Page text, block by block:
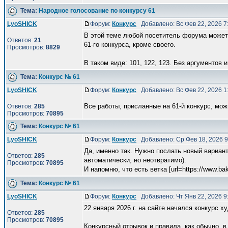
Тема: Народное голосование по конкурсу 61
LyoSHICK
Ответов: 21
Просмотров: 8829
Форум: Конкурс Добавлено: Вс Фев 22, 2026
В этой теме любой посетитель форума
61-го конкурса, кроме своего.
В таком виде: 101, 122, 123. Без аргументов
Тема: Конкурс № 61
LyoSHICK
Ответов: 285
Просмотров: 70895
Форум: Конкурс Добавлено: Вс Фев 22, 2026
Все работы, присланные на 61-й конкурс,
Тема: Конкурс № 61
LyoSHICK
Ответов: 285
Просмотров: 70895
Форум: Конкурс Добавлено: Ср Фев 18, 2026
Да, именно так. Нужно послать новый
автоматически, но неотвратимо).
И напомню, что есть ветка [url=https://
Тема: Конкурс № 61
LyoSHICK
Ответов: 285
Просмотров: 70895
Форум: Конкурс Добавлено: Чт Янв 22, 2026
22 января 2026 г. на сайте начался конкурс
Конкурсный отрывок и правила, как обычно,